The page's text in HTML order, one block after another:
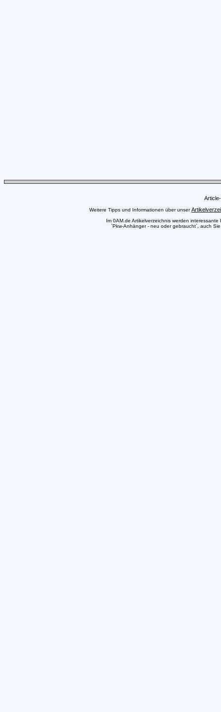
Weitere Tipps und Informationen über unser
Im 0AM.de Artikelverzeichnis werden
`Pkw-Anhänger - neu oder gebraucht`, auch